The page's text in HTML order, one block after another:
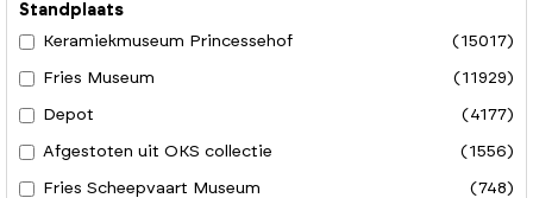
Standplaats
Keramiekmuseum Princessehof
(15017)
Fries Museum (11929)
Depot (4177)
Afgestoten uit OKS collectie (1556)
Fries Scheepvaart Museum (748)